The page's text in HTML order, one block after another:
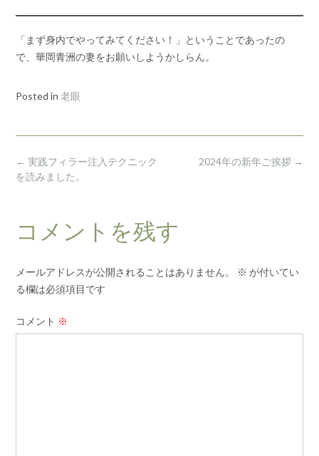
「まず身内でやってみてください！」ということであったの
で、華岡青洲の妻をお願いしようかしらん。
Posted in 老眼
Post
navigation
2024年の新年ご挨拶 →
← 実践フィラー注入テクニック
を読みました。
コメントを残す
メールアドレスが公開されることはありません。 ※ が付いてい
る欄は必須項目です
コメント ※